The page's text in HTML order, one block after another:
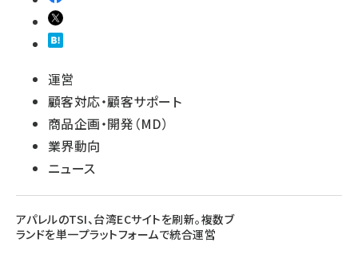
運営
顧客対応・顧客サポート
商品企画・開発（MD）
業界動向
ニュース
アパレルのTSI、台湾ECサイトを刷新。複数ブ
ランドを単一プラットフォームで統合運営